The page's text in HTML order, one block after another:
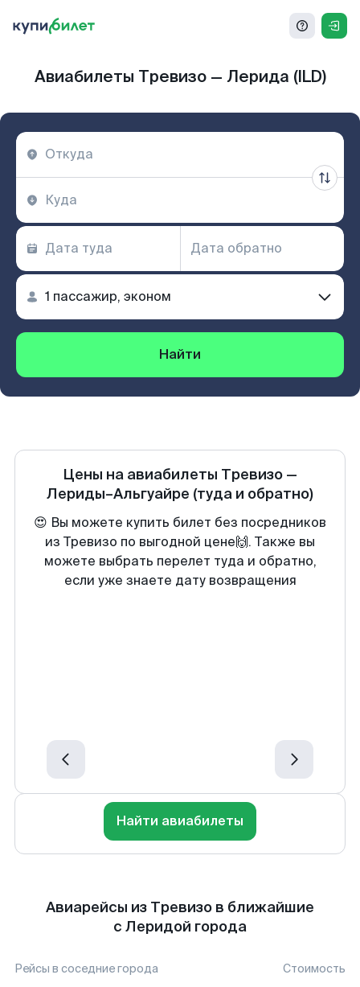
Авиабилеты Тревизо — Лерида (ILD)
Найти
Цены на авиабилеты Тревизо —
Лериды–Альгуайре (туда и обратно)
😍 Вы можете купить билет без посредников
из Тревизо по выгодной цене🙌. Также вы
можете выбрать перелет туда и обратно,
если уже знаете дату возвращения
Найти авиабилеты
Авиарейсы из Тревизо в ближайшие
с Леридой города
Рейсы в соседние города Стоимость